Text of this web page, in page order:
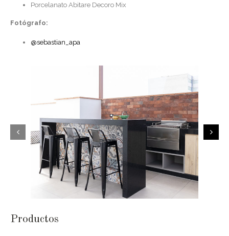
Porcelanato Abitare Decoro Mix
Fotógrafo:
@sebastian_apa
Productos